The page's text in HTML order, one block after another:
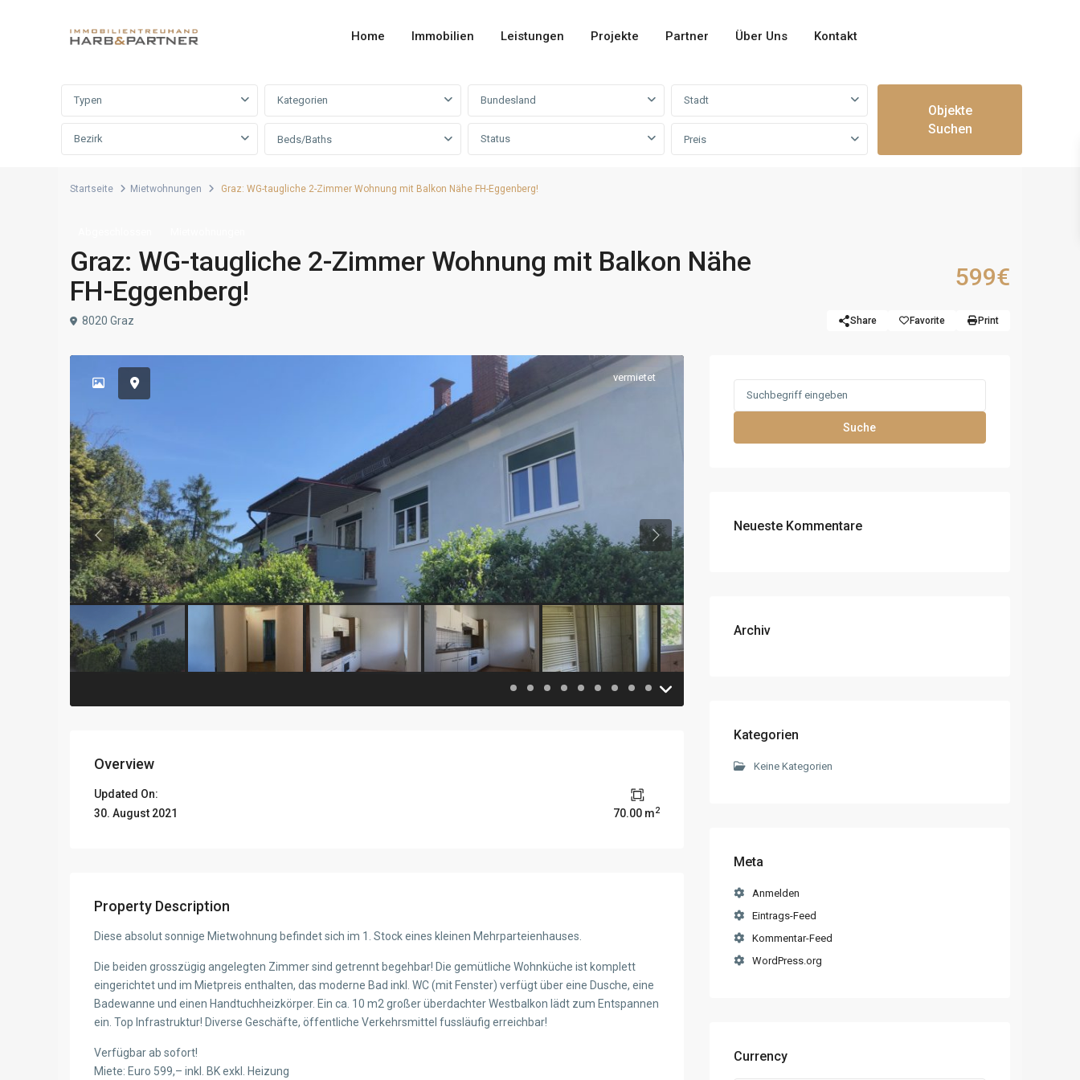
Home Immobilien Leistungen Projekte Partner Über Uns
Kontakt
Typen Kategorien Bundesland Stadt
Bezirk Beds/Baths Status Preis
Objekte
Suchen
Startseite Mietwohnungen Graz: WG-taugliche 2-Zimmer Wohnung mit Balkon Nähe FH-Eggenberg!
Graz: WG-taugliche 2-Zimmer Wohnung mit Balkon Nähe
FH-Eggenberg!
599€
8020 Graz Share Favorite Print
vermietet
Previous Previous
Overview
Updated On:
30. August 2021
70.00 m2
Property Description
Diese absolut sonnige Mietwohnung befindet sich im 1. Stock eines kleinen Mehrparteienhauses.
Die beiden grosszügig angelegten Zimmer sind getrennt begehbar! Die gemütliche Wohnküche ist komplett
eingerichtet und im Mietpreis enthalten, das moderne Bad inkl. WC (mit Fenster) verfügt über eine Dusche, eine
Badewanne und einen Handtuchheizkörper. Ein ca. 10 m2 großer überdachter Westbalkon lädt zum Entspannen
ein. Top Infrastruktur! Diverse Geschäfte, öffentliche Verkehrsmittel fussläufig erreichbar!
Verfügbar ab sofort!
Miete: Euro 599,– inkl. BK exkl. Heizung
Search
Suche
Neueste Kommentare
Archiv
Kategorien
Keine Kategorien
Meta
Anmelden
Eintrags-Feed
Kommentar-Feed
WordPress.org
Currency